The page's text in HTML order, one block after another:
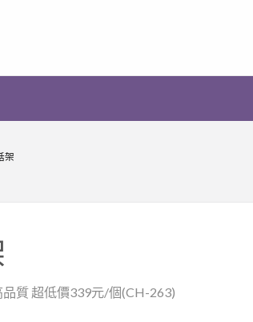
架
質 超低價339元/個(CH-263)